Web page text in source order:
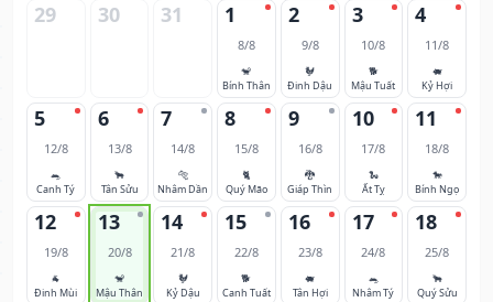
29 30 31 1
8/8
🐒
Bính Thân
2
9/8
🐓
Đinh Dậu
3
10/8
🐕
Mậu Tuất
4
11/8
🐖
Kỷ Hợi
5
12/8
🐀
Canh Tý
6
13/8
🐂
Tân Sửu
7
14/8
🐅
Nhâm Dần
8
15/8
🐈
Quý Mão
9
16/8
🐉
Giáp Thìn
10
17/8
🐍
Ất Tỵ
11
18/8
🐎
Bính Ngọ
12
19/8
🐐
Đinh Mùi
13
20/8
🐒
Mậu Thân
14
21/8
🐓
Kỷ Dậu
15
22/8
🐕
Canh Tuất
16
23/8
🐖
Tân Hợi
17
24/8
🐀
Nhâm Tý
18
25/8
🐂
Quý Sửu